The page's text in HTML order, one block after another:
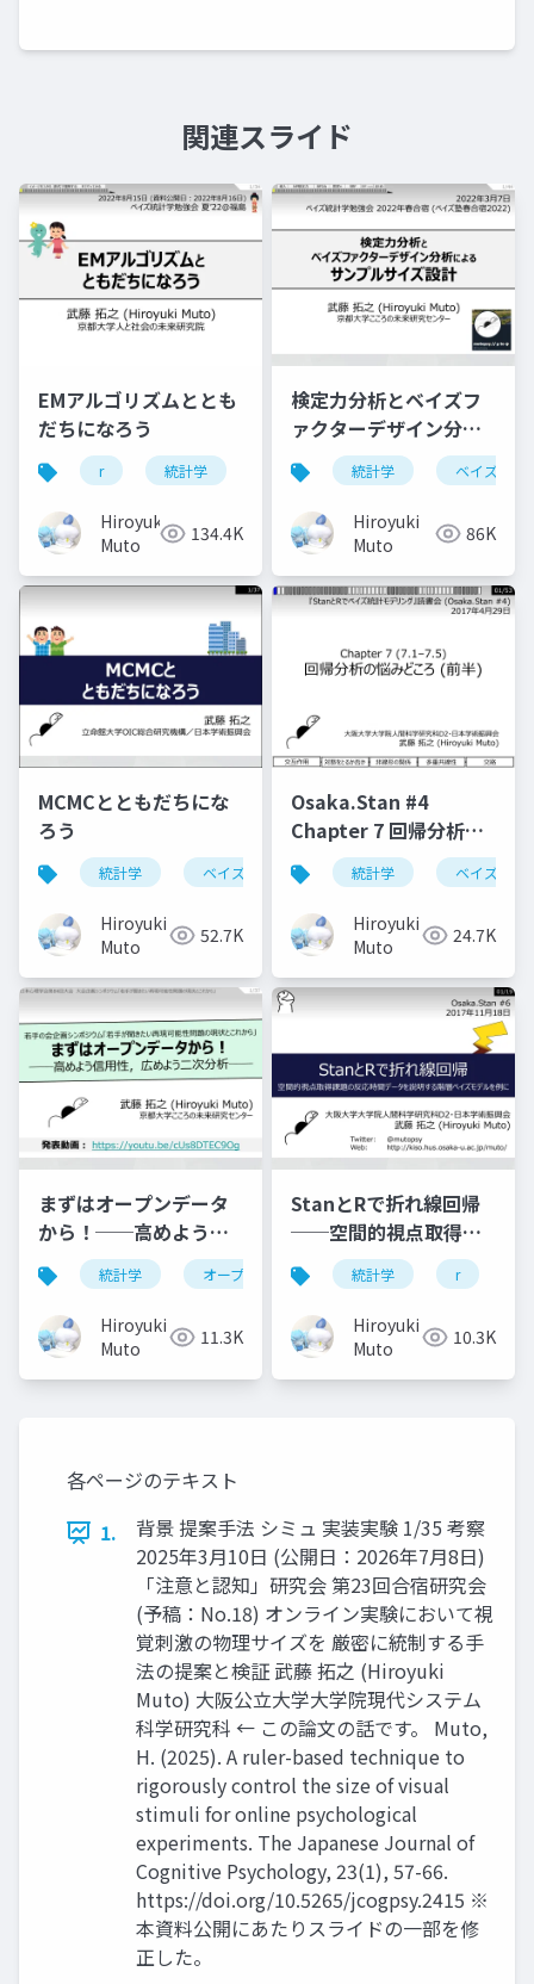
関連スライド
EMアルゴリズムととも
だちになろう
r 統計学 アルゴリズム 最尤法
Hiroyuki
Muto
134.4K
検定力分析とベイズフ
ァクターデザイン分析
によるサンプルサイズ
設計
統計学 ベイズ
Hiroyuki
Muto
86K
MCMCとともだちにな
ろう
統計学 ベイズ
Hiroyuki
Muto
52.7K
Osaka.Stan #4
Chapter 7 回帰分析の
悩みどころ (7.1–7.5)
統計学 ベイズ
Hiroyuki
Muto
24.7K
まずはオープンデータ
から！──高めよう信
用性，広めよう二次分
析──
統計学 オープンサイエンス 心理学
Hiroyuki
Muto
11.3K
StanとRで折れ線回帰
──空間的視点取得課
題の反応時間データを
説明する階層ベイズモ
デルを例に──
統計学 r
Hiroyuki
Muto
10.3K
各ページのテキスト
1.
背景 提案手法 シミュ 実装実験 1/35 考察
2025年3月10日 (公開日：2026年7月8日)
「注意と認知」研究会 第23回合宿研究会
(予稿：No.18) オンライン実験において視
覚刺激の物理サイズを 厳密に統制する手
法の提案と検証 武藤 拓之 (Hiroyuki
Muto) 大阪公立大学大学院現代システム
科学研究科 ← この論文の話です。 Muto,
H. (2025). A ruler-based technique to
rigorously control the size of visual
stimuli for online psychological
experiments. The Japanese Journal of
Cognitive Psychology, 23(1), 57-66.
https://doi.org/10.5265/jcogpsy.2415 ※
本資料公開にあたりスライドの一部を修
正した。